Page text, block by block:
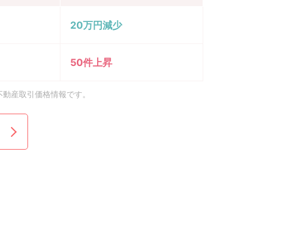
20万円減少
50件上昇
産取引価格情報です。